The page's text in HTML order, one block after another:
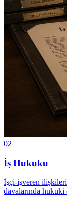
02
İş Hukuku
İşçi-işveren
davalarında hukuki